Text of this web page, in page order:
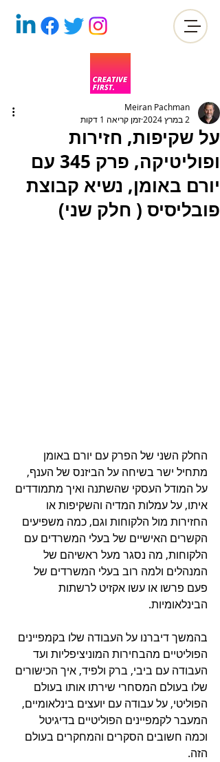
על שקיפות, חזירות
ופוליטיקה, פרק 345 עם
יורם באומן, נשיא קבוצת
פובליסיס ( חלק שני)
Meiran Pachman
2 במרץ 2024
זמן קריאה 1 דקות
החלק השני של הפרק עם יורם באומן
מתחיל ישר בשיחה על הביזנס של הענף,
על המודל העסקי שהשתנה ואיך מתמודדים
איתו, על עמלות המדיה והשקיפות או
החזירות מול הלקוחות וגם, כמה משפיעים
הקשרים האישיים של בעלי המשרדים עם
הלקוחות, מה נסגר מעל ראשיהם של
המנהלים ולמה רוב בעלי המשרדים של
פעם פרשו או עשו אקזיט לרשתות
הבינלאומיות.
בהמשך דיברנו על העבודה שלו בקמפיינים
הפוליטיים מהבחירות המוניציפליות ועד
העבודה עם ביבי, ברק ולפיד, איך הכישורים
שלו בעולם המסחרי שירתו אותו בעולם
הפוליטי, על עבודה עם יועצים בינלאומיים,
המעבר לקמפיינים הפוליטיים בדיגיטל
וכמה חשובים הסקרים והמחקרים בעולם
הזה.